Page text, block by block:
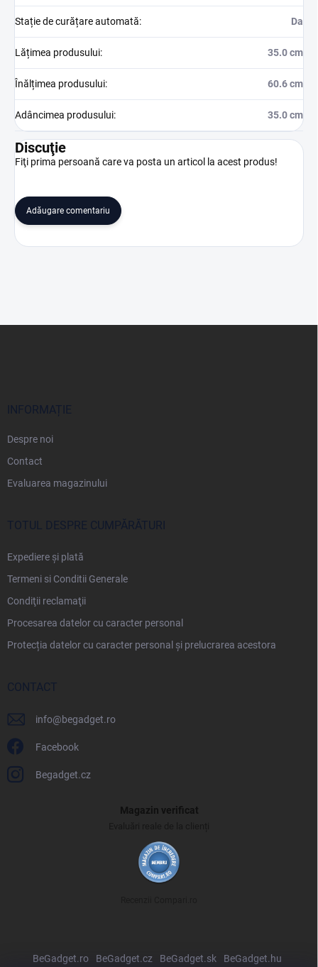
Stație de curățare automată: Da
Lățimea produsului: 35.0 cm
Înălțimea produsului: 60.6 cm
Adâncimea produsului: 35.0 cm
Discuţie
Fiţi prima persoană care va posta un articol la acest produs!
Adăugare comentariu
INFORMAȚIE
Despre noi
Contact
Evaluarea magazinului
TOTUL DESPRE CUMPĂRĂTURI
Expediere și plată
Termeni si Conditii Generale
Condiţii reclamaţii
Procesarea datelor cu caracter personal
Protecția datelor cu caracter personal și prelucrarea acestora
CONTACT
info@begadget.ro
Facebook
Begadget.cz
Magazin verificat
BeGadget.ro BeGadget.cz BeGadget.sk BeGadget.hu